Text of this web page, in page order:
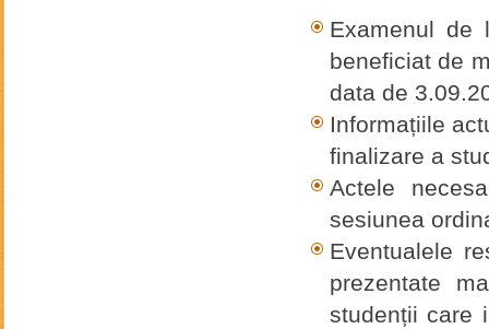
Examenul de
beneficiat de
data de
Informațiile
finalizare a
Actele
sesiunea
Eventualele
prezentate
studenții care